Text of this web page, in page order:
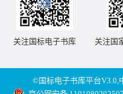
关注国标电子书库 关注国
©国标电子书库平台V3.0,